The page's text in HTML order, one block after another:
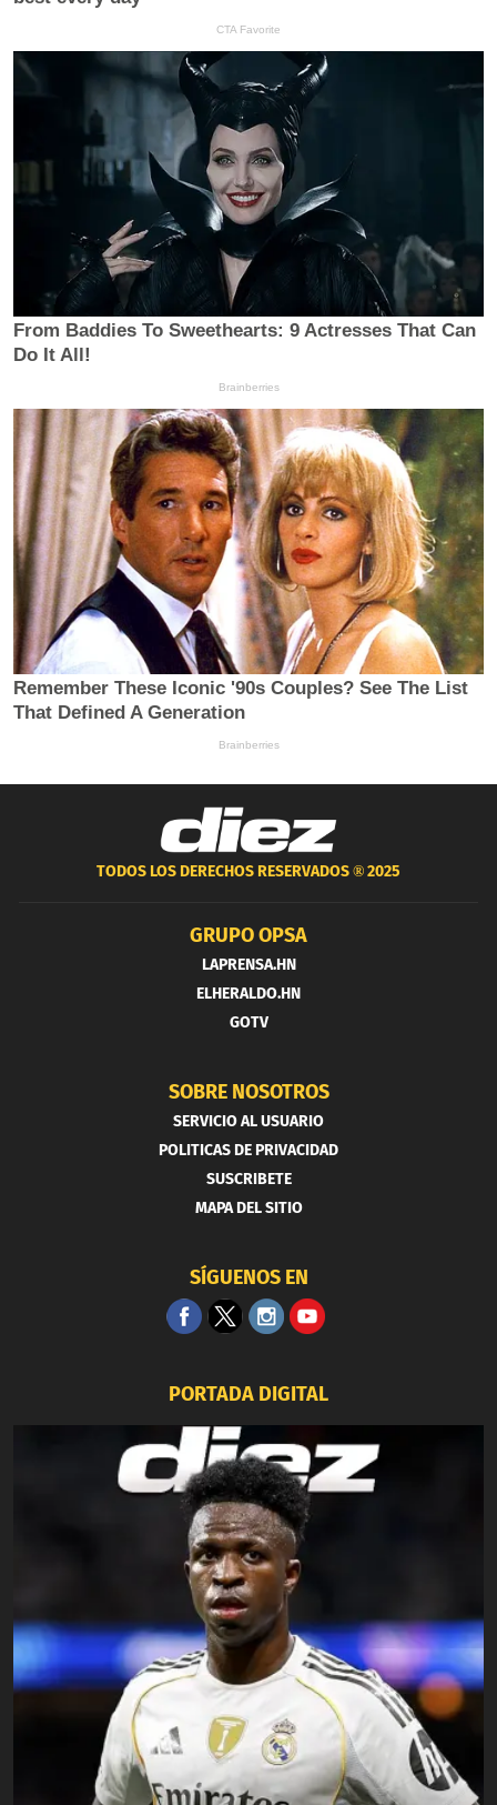
TODOS LOS DERECHOS RESERVADOS ®2025
GRUPO OPSA
LAPRENSA.HN
ELHERALDO.HN
GOTV
SOBRE NOSOTROS
SERVICIO AL USUARIO
POLITICAS DE PRIVACIDAD
SUSCRIBETE
MAPA DEL SITIO
SÍGUENOS EN
PORTADA DIGITAL